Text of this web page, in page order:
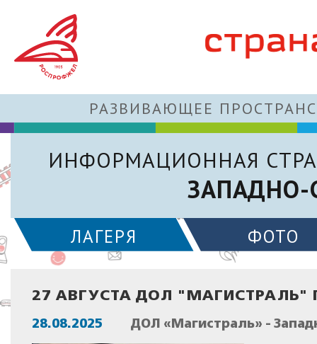
РАЗВИВАЮЩЕЕ
ИНФОРМАЦИОННАЯ
ЛАГЕРЯ ФОТО
27 АВГУСТА ДОЛ
28.08.2025 ДОЛ «Магистраль» -